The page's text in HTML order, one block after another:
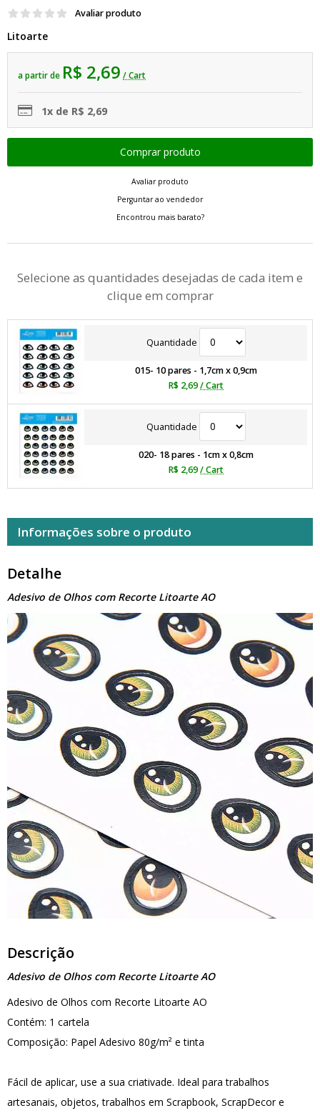
Avaliar produto
Litoarte
a partir de R$ 2,69 / Cart
1x de R$ 2,69
Avaliar produto
Perguntar ao vendedor
Encontrou mais barato?
Selecione as quantidades desejadas de cada item e
clique em comprar
Quantidade
015- 10 pares - 1,7cm x 0,9cm
R$ 2,69/ Cart
Quantidade
020- 18 pares - 1cm x 0,8cm
R$ 2,69/ Cart
Informações sobre o produto
Detalhe
Adesivo de Olhos com Recorte Litoarte AO
Descrição
Adesivo de Olhos com Recorte Litoarte AO
Adesivo de Olhos com Recorte Litoarte AO
Contém: 1 cartela
Composição: Papel Adesivo 80g/m² e tinta
Fácil de aplicar, use a sua criativade. Ideal para trabalhos
artesanais, objetos, trabalhos em Scrapbook, ScrapDecor e